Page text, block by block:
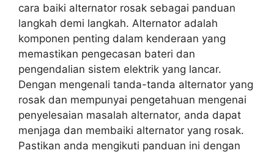
cara baiki alternator rosak sebagai panduan
langkah demi langkah. Alternator adalah
komponen penting dalam kenderaan yang
memastikan pengecasan bateri dan
pengendalian sistem elektrik yang lancar.
Dengan mengenali tanda-tanda alternator yang
rosak dan mempunyai pengetahuan mengenai
penyelesaian masalah alternator, anda dapat
menjaga dan membaiki alternator yang rosak.
Pastikan anda mengikuti panduan ini dengan